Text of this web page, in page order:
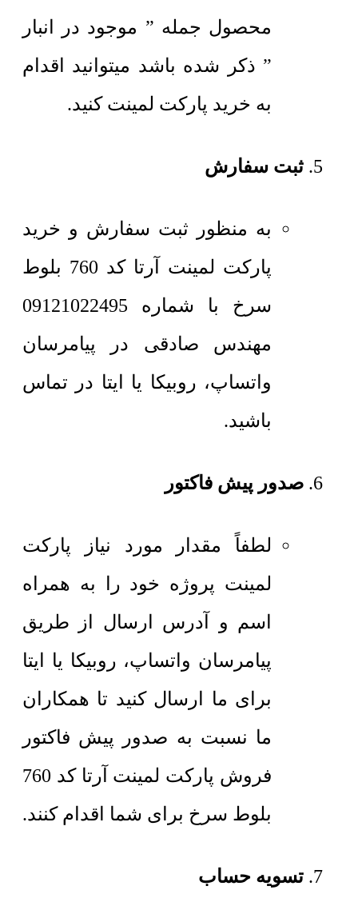
محصول جمله ” موجود در انبار
” ذکر شده باشد میتوانید اقدام
به خرید پارکت لمینت کنید.
ثبت سفارش
به منظور ثبت سفارش و خرید
پارکت لمینت آرتا کد 760 بلوط
سرخ با شماره 09121022495
مهندس صادقی در پیامرسان
واتساپ، روبیکا یا ایتا در تماس
باشید.
صدور پیش فاکتور
لطفاً مقدار مورد نیاز پارکت
لمینت پروژه خود را به همراه
اسم و آدرس ارسال از طریق
پیامرسان واتساپ، روبیکا یا ایتا
برای ما ارسال کنید تا همکاران
ما نسبت به صدور پیش فاکتور
فروش پارکت لمینت آرتا کد 760
بلوط سرخ برای شما اقدام کنند.
تسویه حساب